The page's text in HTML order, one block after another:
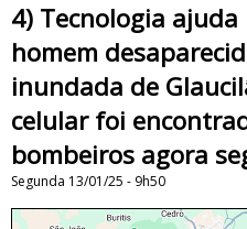
4) Tecnologia ajuda
homem
inundada de
celular foi
bombeiros agora
Segunda 13/01/25 - 9h50